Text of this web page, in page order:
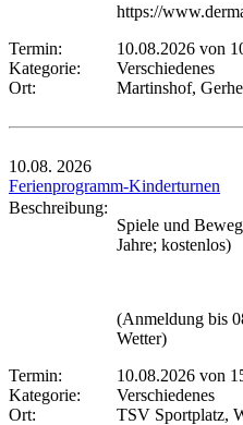
https://
Termin:
10.08.2026 von
Kategorie:
Verschiedenes
Ort:
Martinshof,
10.08. 2026
Ferienprogramm-Kinderturnen
Beschreibung:
Spiele und
Jahre; kostenlos)
(Anmeldung bis
Wetter)
Termin:
10.08.2026 von
Kategorie:
Verschiedenes
Ort:
TSV Sportplatz,